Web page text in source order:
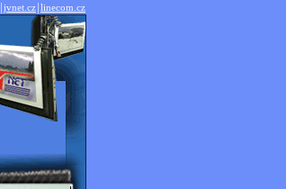
|jvnet.cz|linecom.cz